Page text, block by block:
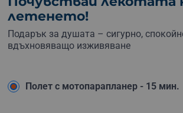
летенето!
Подарък за душата – сигурно,
вдъхновяващо изживяване
Полет с мотопарапланер - 15 мин.